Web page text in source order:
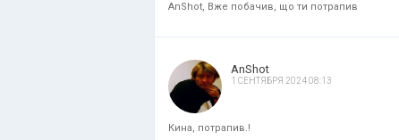
AnShot, Вже побачив, що ти потрапив
AnShot
1 СЕНТЯБРЯ 2024 08:13
Кина, потрапив.!